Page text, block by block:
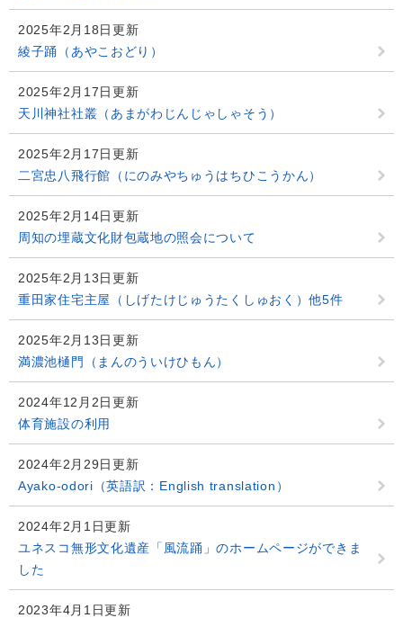
2025年2月18日更新
綾子踊（あやこおどり）
2025年2月17日更新
天川神社社叢（あまがわじんじゃしゃそう）
2025年2月17日更新
二宮忠八飛行館（にのみやちゅうはちひこうかん）
2025年2月14日更新
周知の埋蔵文化財包蔵地の照会について
2025年2月13日更新
重田家住宅主屋（しげたけじゅうたくしゅおく）他5件
2025年2月13日更新
満濃池樋門（まんのういけひもん）
2024年12月2日更新
体育施設の利用
2024年2月29日更新
Ayako-odori（英語訳：English translation）
2024年2月1日更新
ユネスコ無形文化遺産「風流踊」のホームページができま
した
2023年4月1日更新